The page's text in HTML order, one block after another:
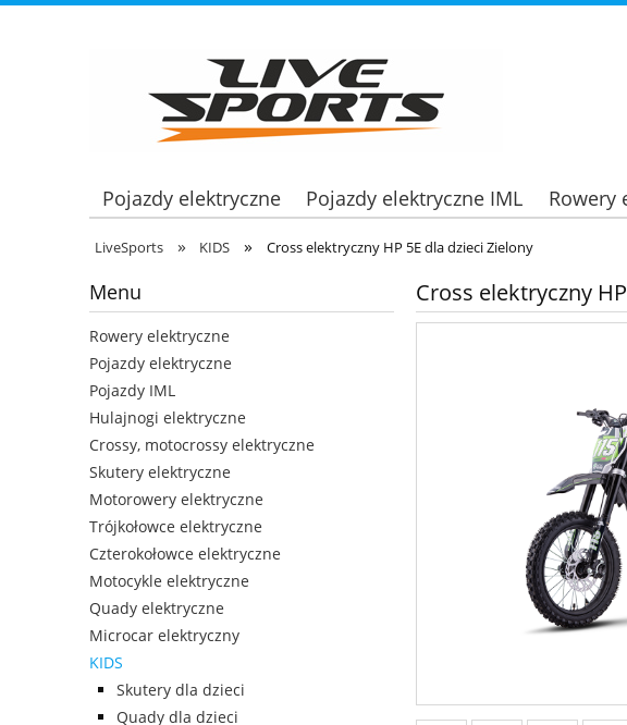
Pojazdy elektryczne Pojazdy elektryczne IML Rowery
LiveSports » KIDS » Cross elektryczny HP 5E dla dzieci Zielony
Menu
Rowery elektryczne
Pojazdy elektryczne
Pojazdy IML
Hulajnogi elektryczne
Crossy, motocrossy elektryczne
Skutery elektryczne
Motorowery elektryczne
Trójkołowce elektryczne
Czterokołowce elektryczne
Motocykle elektryczne
Quady elektryczne
Microcar elektryczny
KIDS
Skutery dla dzieci
Quady dla dzieci
Cross elektryczny